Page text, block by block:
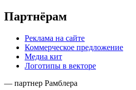
Партнёрам
Реклама на сайте
Коммерческое предложение
Медиа кит
Логотипы в векторе
— партнер Рамблера